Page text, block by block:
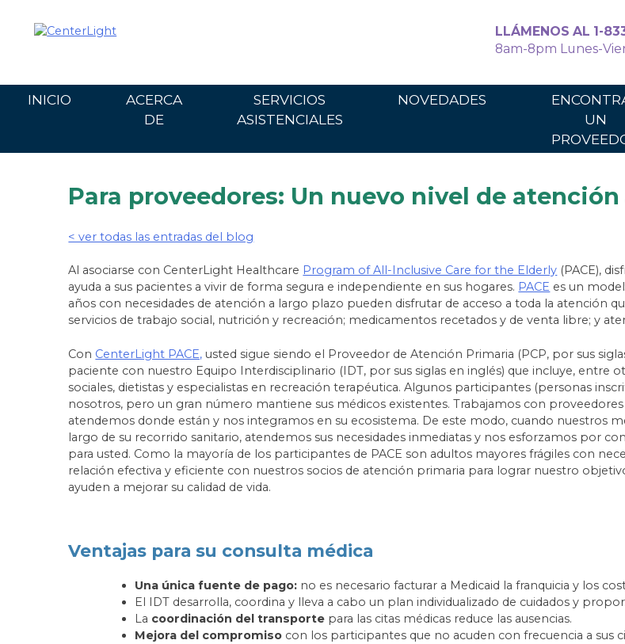
contenido
LLÁMENOS AL 1-
8am-8pm Lunes-
Para
INICIO
ACERCA
DE
SERVICIOS
ASISTENCIALES
NOVEDADES
UN
Para proveedores: Un nuevo nivel de
< ver todas las entradas del blog
Al asociarse con CenterLight Healthcare Program of All-Inclusive Care for the Elderly (PACE),
ayuda a sus pacientes a vivir de forma segura e independiente en sus hogares. PACE es un
años con necesidades de atención a largo plazo pueden disfrutar de acceso a toda la atención
servicios de trabajo social, nutrición y recreación; medicamentos recetados y de venta libre; y
Con CenterLight PACE, usted sigue siendo el Proveedor de Atención Primaria (PCP, por sus
paciente con nuestro Equipo Interdisciplinario (IDT, por sus siglas en inglés) que incluye, entre
sociales, dietistas y especialistas en recreación terapéutica. Algunos participantes (personas
nosotros, pero un gran número mantiene sus médicos existentes. Trabajamos con
atendemos donde están y nos integramos en su ecosistema. De este modo, cuando nuestros
largo de su recorrido sanitario, atendemos sus necesidades inmediatas y nos esforzamos por
para usted. Como la mayoría de los participantes de PACE son adultos mayores frágiles con
relación efectiva y eficiente con nuestros socios de atención primaria para lograr nuestro
ayuden a mejorar su calidad de vida.
Ventajas para su consulta médica
Una única fuente de pago:no es necesario facturar a Medicaid la franquicia y los
El IDT desarrolla, coordina y lleva a cabo un plan individualizado de cuidados y
La coordinación del transportepara las citas médicas reduce las ausencias.
Mejora del compromisocon los participantes que no acuden con frecuencia a sus